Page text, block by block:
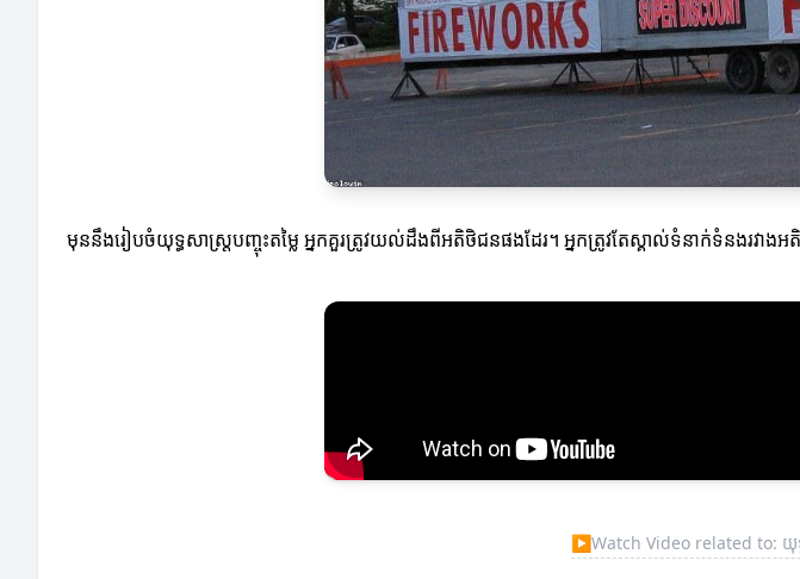
មុននឹងរៀបចំយុទ្ធសាស្ត្របញ្ចុះតម្លៃ អ្នកគួរត្រូវយល់ដឹងពីអតិថិជនផងដែរ។ អ្នកត្រូវតែស្គាល់ទំនាក់ទំនងរវ
▶Watch Video related to: យុទ្